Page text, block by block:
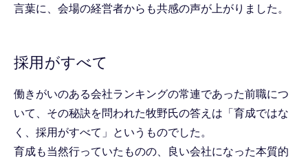
言葉に、会場の経営者からも共感の声が上がりました。
採用がすべて
働きがいのある会社ランキングの常連であった前職につ
いて、その秘訣を問われた牧野氏の答えは「育成ではな
く、採用がすべて」というものでした。
育成も当然行っていたものの、良い会社になった本質的